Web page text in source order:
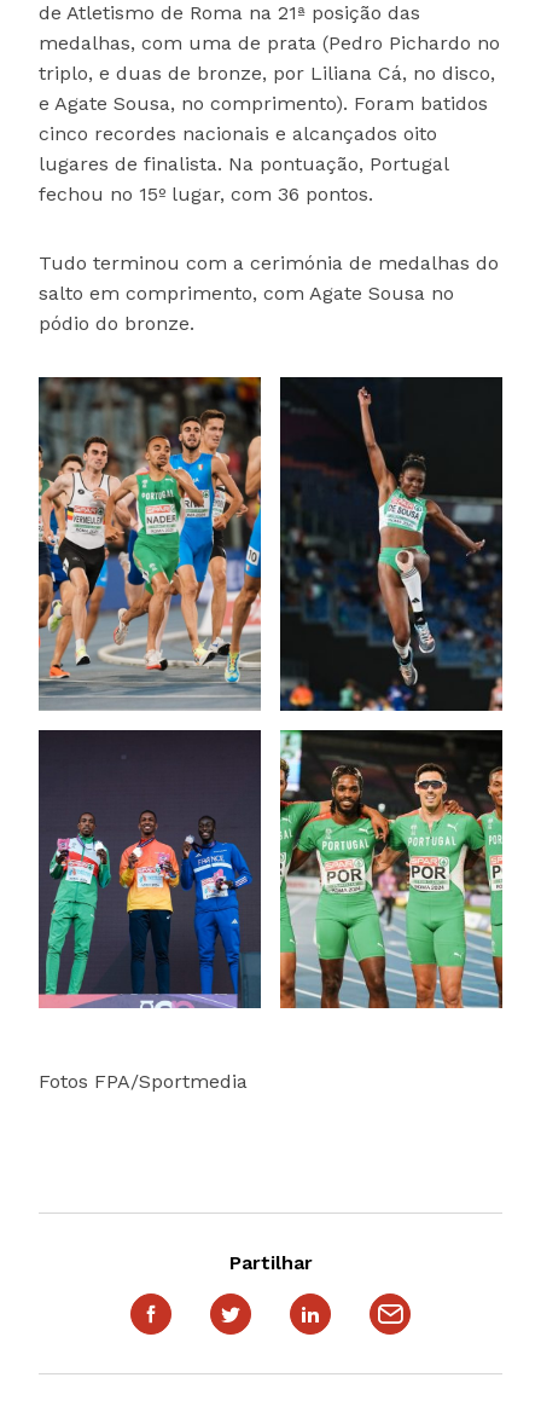
de Atletismo de Roma na 21ª posição das
medalhas, com uma de prata (Pedro Pichardo no
triplo, e duas de bronze, por Liliana Cá, no disco,
e Agate Sousa, no comprimento). Foram batidos
cinco recordes nacionais e alcançados oito
lugares de finalista. Na pontuação, Portugal
fechou no 15º lugar, com 36 pontos.
Tudo terminou com a cerimónia de medalhas do
salto em comprimento, com Agate Sousa no
pódio do bronze.
Fotos FPA/Sportmedia
Partilhar